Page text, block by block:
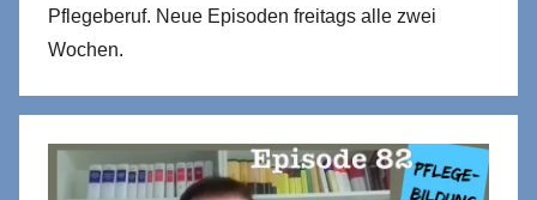
Pflegeberuf. Neue Episoden freitags alle zwei
Wochen.